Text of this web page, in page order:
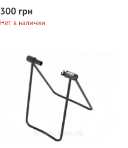
300 грн
Нет в наличии